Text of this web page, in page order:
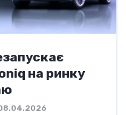
на ринку